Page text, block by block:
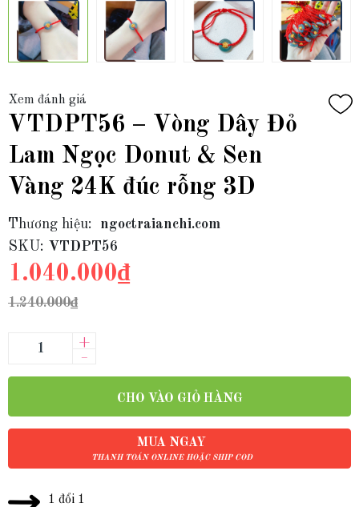
Xem đánh giá
VTDPT56 – Vòng Dây Đỏ
Lam Ngọc Donut & Sen
Vàng 24K đúc rỗng 3D
Thương hiệu:
ngoctraianchi.com
SKU: VTDPT56
1.040.000₫
1.240.000₫
–
+
CHO VÀO GIỎ HÀNG
MUA NGAY
THANH TOÁN ONLINE HOẶC SHIP COD
1 đổi 1